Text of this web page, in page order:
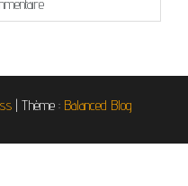
Thème : Balanced Blog